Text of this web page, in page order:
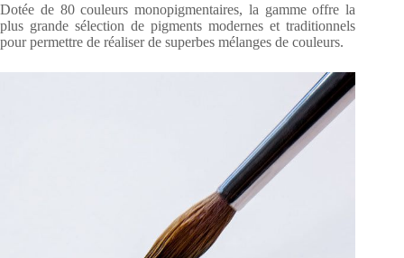
Dotée de 80 couleurs monopigmentaires, la gamme offre la
plus grande sélection de pigments modernes et traditionnels
pour permettre de réaliser de superbes mélanges de couleurs.